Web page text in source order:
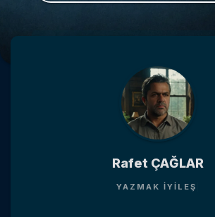
Rafet ÇAĞLAR
YAZMAKIYI